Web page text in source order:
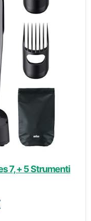
7, + 5 Strumenti